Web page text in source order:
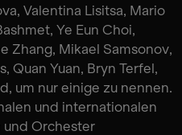
Valentina Lisitsa, Mario
Ye Eun Choi,
Zhang, Mikael Samsonov,
Quan Yuan, Bryn Terfel,
um nur einige zu nennen.
und internationalen
Orchester